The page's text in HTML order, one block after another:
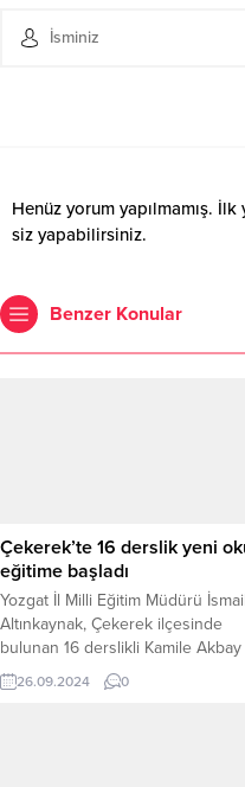
Henüz yorum yapılmamış. İlk
siz yapabilirsiniz.
Benzer Konular
Çekerek’te 16 derslik yeni
eğitime başladı
Yozgat İl Milli Eğitim Müdürü İsmail
Altınkaynak, Çekerek ilçesinde
bulunan 16 derslikli Kamile Akbay
İlkokulu’nun 2024-2025 eğitim
öğretim yılına hazır olduğunu
26.09.2024 0